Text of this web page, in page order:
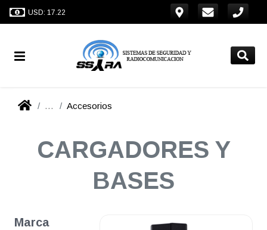
USD: 17.22
... Accesorios
CARGADORES Y
BASES
Marca